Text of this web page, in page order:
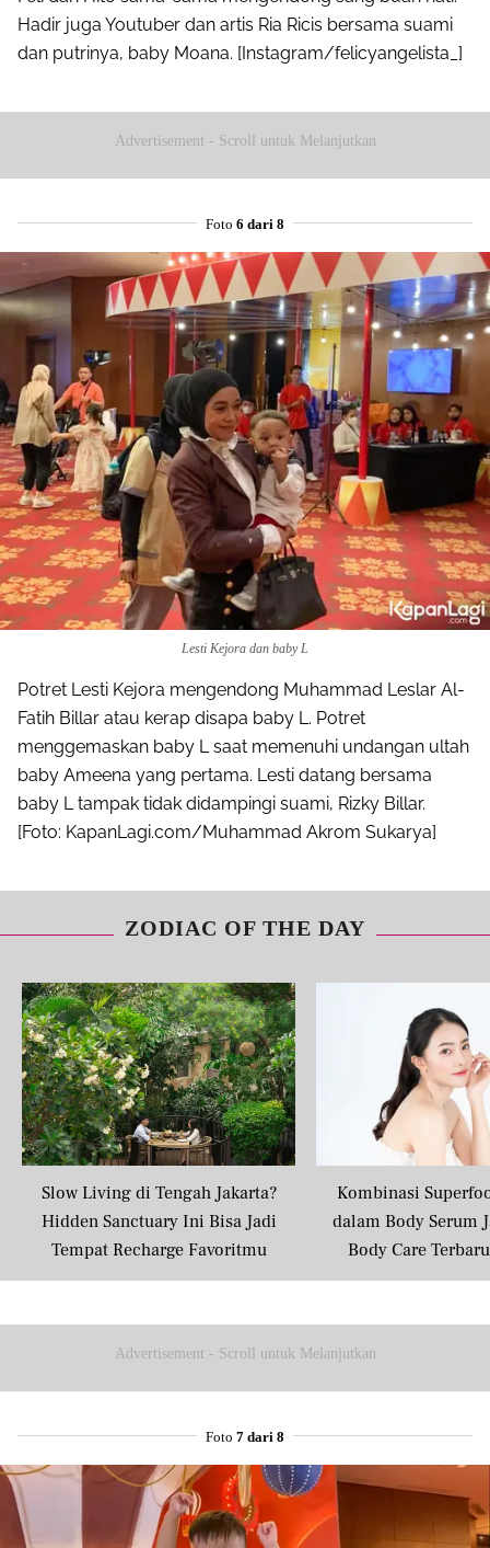
Hadir juga Youtuber dan artis Ria Ricis bersama suami
dan putrinya, baby Moana. [Instagram/felicyangelista_]
Advertisement - Scroll untuk Melanjutkan
Foto 6 dari 8
Lesti Kejora dan baby L
Potret Lesti Kejora mengendong Muhammad Leslar Al-
Fatih Billar atau kerap disapa baby L. Potret
menggemaskan baby L saat memenuhi undangan ultah
baby Ameena yang pertama. Lesti datang bersama
baby L tampak tidak didampingi suami, Rizky Billar.
[Foto: KapanLagi.com/Muhammad Akrom Sukarya]
ZODIAC OF THE DAY
Slow Living di Tengah Jakarta?
Hidden Sanctuary Ini Bisa Jadi
Tempat Recharge Favoritmu
Kombinasi
dalam Body Serum
Body Care
Masyarakat
Advertisement - Scroll untuk Melanjutkan
Foto 7 dari 8
Share to others
Pinterest
Mail